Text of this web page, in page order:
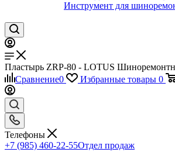
Инструмент для
Пластырь ZRP-80 - LOTUS
Сравнение0 Избранные товары 0
Телефоны
+7 (985) 460-22-55Отдел продаж